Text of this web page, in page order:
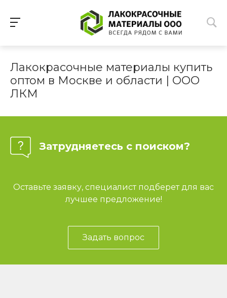
Лакокрасочные материалы купить
оптом в Москве и области | ООО
ЛКМ
Затрудняетесь с поиском?
Оставьте заявку, специалист подберет для вас
лучшее предложение!
Задать вопрос